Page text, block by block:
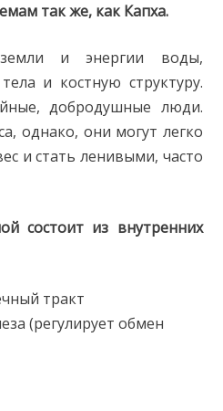
так же, как Капха.
и энергии воды,
и костную структуру.
добродушные люди.
однако, они могут легко
и стать ленивыми, часто
состоит из внутренних
тракт
(регулирует обмен